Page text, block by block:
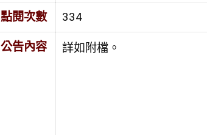
點閱次數 334
公告內容 詳如附檔。